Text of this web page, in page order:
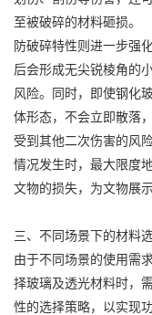
至被破碎的材料砸损。
防破碎特性则进一步强
后会形成无尖锐棱角的
风险。同时，即使钢化
体形态，不会立即散落
受到其他二次伤害的风
情况发生时，最大限度
文物的损失，为文物展
三、不同场景下的材料
由于不同场景的使用需
择玻璃及透光材料时，
性的选择策略，以实现